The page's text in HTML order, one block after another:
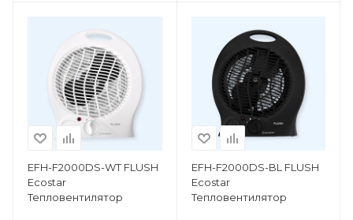
EFH-F2000DS-WT FLUSH
Ecostar
Тепловентилятор
EFH-F2000DS-BL FLUSH
Ecostar
Тепловентилятор